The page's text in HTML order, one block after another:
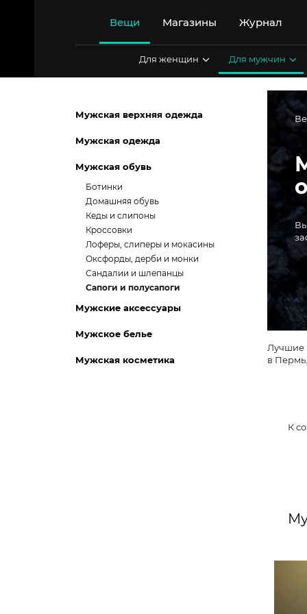
Вещи Магазины Журнал
Для женщин Для мужчин
Лучшие
в
К
Мужская верхняя одежда
Мужская одежда
Мужская обувь
Ботинки
Домашняя обувь
Кеды и слипоны
Кроссовки
Лоферы, слиперы и мокасины
Оксфорды, дерби и монки
Сандалии и шлепанцы
Сапоги и полусапоги
Мужские аксессуары
Мужское белье
Мужская косметика